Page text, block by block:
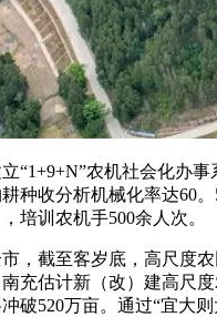
农机社会化办事
种收分析机械化率达60
培训农机手500余人次。
截至客岁底，高尺度农
充估计新（改）建高尺度
破520万亩。通过“宜大